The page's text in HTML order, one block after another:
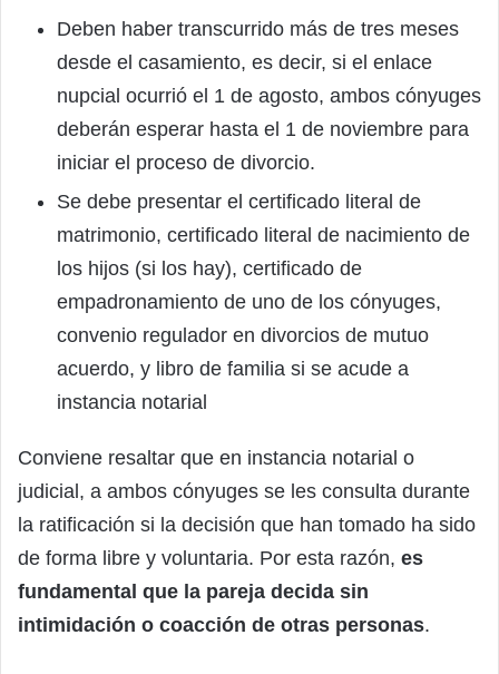
Deben haber transcurrido más de tres meses
desde el casamiento, es decir, si el enlace
nupcial ocurrió el 1 de agosto, ambos cónyuges
deberán esperar hasta el 1 de noviembre para
iniciar el proceso de divorcio.
Se debe presentar el certificado literal de
matrimonio, certificado literal de nacimiento de
los hijos (si los hay), certificado de
empadronamiento de uno de los cónyuges,
convenio regulador en divorcios de mutuo
acuerdo, y libro de familia si se acude a
instancia notarial
Conviene resaltar que en instancia notarial o
judicial, a ambos cónyuges se les consulta durante
la ratificación si la decisión que han tomado ha sido
de forma libre y voluntaria. Por esta razón, es
fundamental que la pareja decida sin
intimidación o coacción de otras personas.